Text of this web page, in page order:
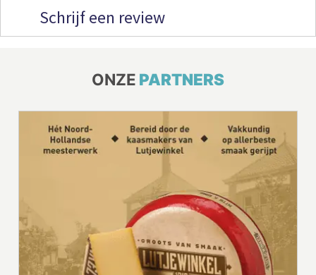
Schrijf een review
ONZE PARTNERS